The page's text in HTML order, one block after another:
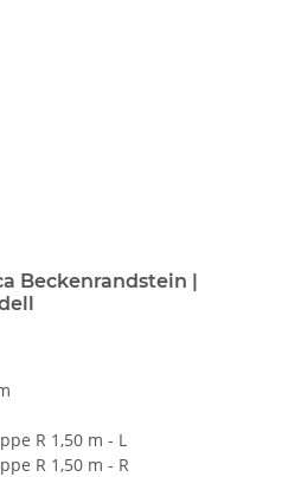
Beckenrandstein |
R 1,50 m - L
R 1,50 m - R